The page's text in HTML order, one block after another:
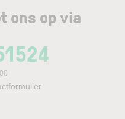
ons op via